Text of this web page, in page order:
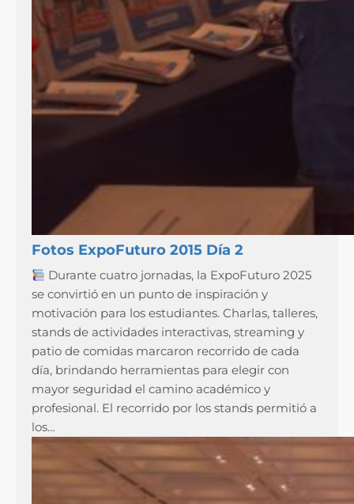
Fotos ExpoFuturo 2015 Día 2
Durante cuatro jornadas, la ExpoFuturo 2025
se convirtió en un punto de inspiración y
motivación para los estudiantes. Charlas, talleres,
stands de actividades interactivas, streaming y
patio de comidas marcaron recorrido de cada
día, brindando herramientas para elegir con
mayor seguridad el camino académico y
profesional. El recorrido por los stands permitió a
los…